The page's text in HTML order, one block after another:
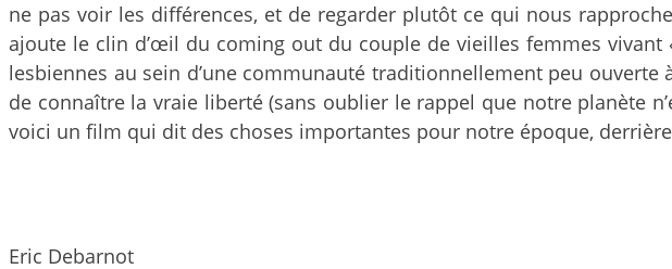
ne pas voir les différences, et de regarder plutôt ce qui nous
ajoute le clin d’œil du coming out du couple de vieilles femmes
lesbiennes au sein d’une communauté traditionnellement peu
de connaître la vraie liberté (sans oublier le rappel que notre planète
voici un film qui dit des choses importantes pour notre époque,
Eric Debarnot